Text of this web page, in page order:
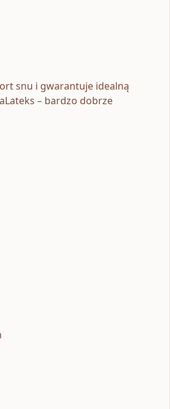
snu i gwarantuje idealną
– bardzo dobrze